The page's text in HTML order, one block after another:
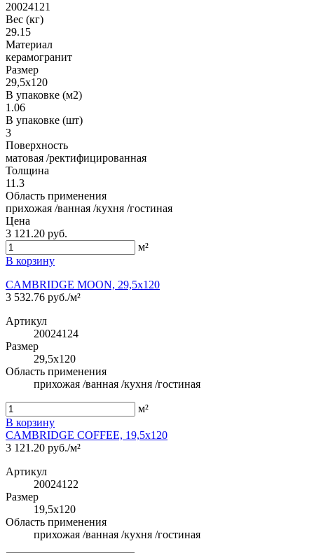
20024121
Вес (кг)
29.15
Материал
керамогранит
Размер
29,5x120
В упаковке (м2)
1.06
В упаковке (шт)
3
Поверхность
матовая /ректифицированная
Толщина
11.3
Область применения
прихожая /ванная /кухня /гостиная
Цена
3 121.20 руб.
м²
В корзину
CAMBRIDGE MOON, 29,5x120
3 532.76 руб./м²
Артикул
20024124
Размер
29,5x120
Область применения
прихожая /ванная /кухня /гостиная
м²
В корзину
CAMBRIDGE COFFEE, 19,5x120
3 121.20 руб./м²
Артикул
20024122
Размер
19,5x120
Область применения
прихожая /ванная /кухня /гостиная